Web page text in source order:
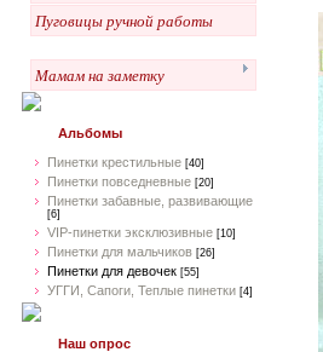
Пуговицы ручной работы
Мамам на заметку
Альбомы
Пинетки крестильные [40]
Пинетки повседневные [20]
Пинетки забавные, развивающие
[6]
VIP-пинетки эксклюзивные [10]
Пинетки для мальчиков [26]
Пинетки для девочек [55]
УГГИ, Сапоги, Теплые пинетки [4]
Наш опрос